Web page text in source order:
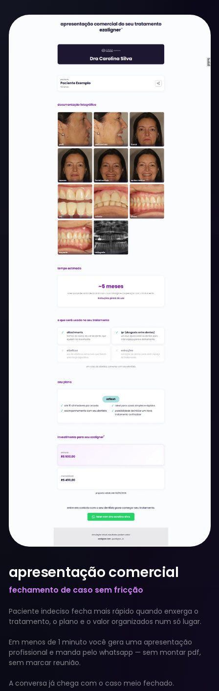
apresentação comercial
fechamento de caso sem fricção
Paciente indeciso fecha mais rápido quando enxerga o
tratamento, o plano e o valor organizados num só lugar.
Em menos de 1 minuto você gera uma apresentação
profissional e manda pelo whatsapp — sem montar pdf,
sem marcar reunião.
A conversa já chega com o caso meio fechado.